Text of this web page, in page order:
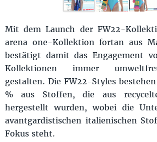
Mit dem Launch der FW22-
arena one-Kollektion fortan aus
bestätigt damit das Engagement
Kollektionen immer
gestalten. Die FW22-Styles
% aus Stoffen, die aus
hergestellt wurden, wobei die
avantgardistischen italienischen
Fokus steht.